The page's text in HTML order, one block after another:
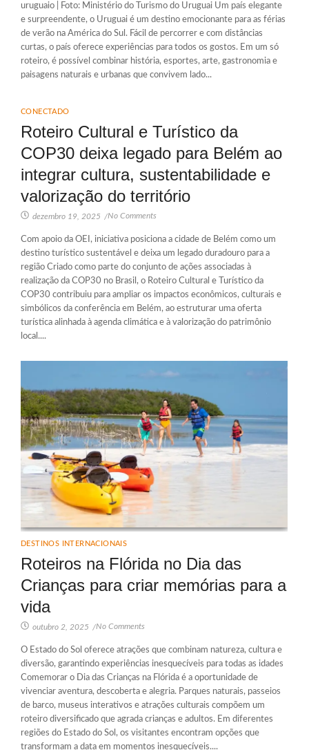
uruguaio | Foto: Ministério do Turismo do Uruguai Um país elegante
e surpreendente, o Uruguai é um destino emocionante para as férias
de verão na América do Sul. Fácil de percorrer e com distâncias
curtas, o país oferece experiências para todos os gostos. Em um só
roteiro, é possível combinar história, esportes, arte, gastronomia e
paisagens naturais e urbanas que convivem lado...
CONECTADO
Roteiro Cultural e Turístico da
COP30 deixa legado para Belém ao
integrar cultura, sustentabilidade e
valorização do território
dezembro 19, 2025 /No Comments
Com apoio da OEI, iniciativa posiciona a cidade de Belém como um
destino turístico sustentável e deixa um legado duradouro para a
região Criado como parte do conjunto de ações associadas à
realização da COP30 no Brasil, o Roteiro Cultural e Turístico da
COP30 contribuiu para ampliar os impactos econômicos, culturais e
simbólicos da conferência em Belém, ao estruturar uma oferta
turística alinhada à agenda climática e à valorização do patrimônio
local....
DESTINOS INTERNACIONAIS
Roteiros na Flórida no Dia das
Crianças para criar memórias para a
vida
outubro 2, 2025 /No Comments
O Estado do Sol oferece atrações que combinam natureza, cultura e
diversão, garantindo experiências inesquecíveis para todas as idades
Comemorar o Dia das Crianças na Flórida é a oportunidade de
vivenciar aventura, descoberta e alegria. Parques naturais, passeios
de barco, museus interativos e atrações culturais compõem um
roteiro diversificado que agrada crianças e adultos. Em diferentes
regiões do Estado do Sol, os visitantes encontram opções que
transformam a data em momentos inesquecíveis....